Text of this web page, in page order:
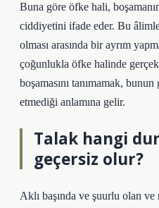
Buna göre öfke hali,
ciddiyetini ifade eder. Bu
olması arasında bir ayrım
çoğunlukla öfke halinde
boşamasını tanımamak,
etmediği anlamına gelir.
Talak hangi
geçersiz olur?
Aklı başında ve şuurlu olan